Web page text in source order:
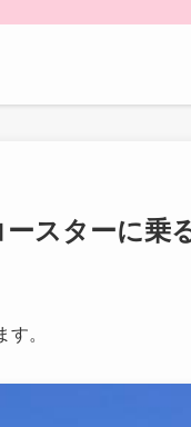
ースターに
。